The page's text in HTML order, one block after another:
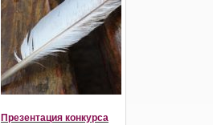
Презентация конкурса